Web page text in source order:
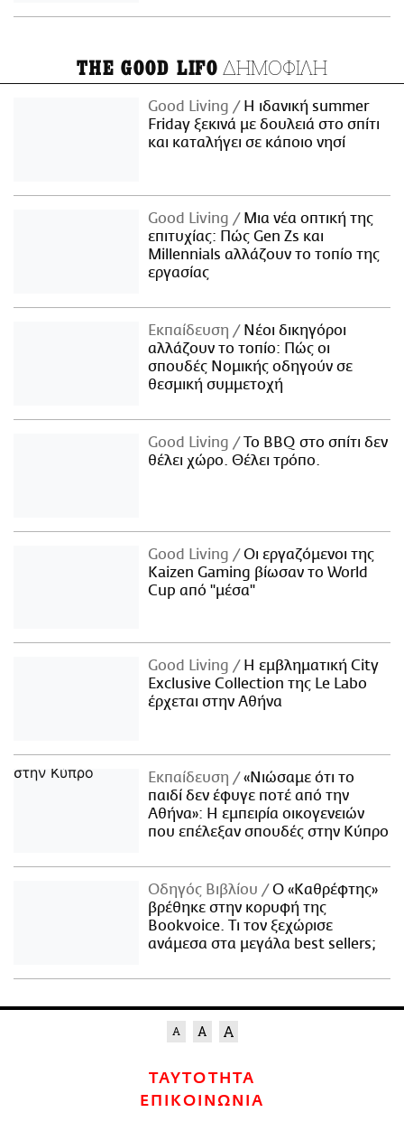
THE GOOD LIFO ΔΗΜΟΦΙΛΗ
Good Living
Η ιδανική summer
Friday ξεκινά με δουλειά στο σπίτι
και καταλήγει σε κάποιο νησί
Good Living
Μια νέα οπτική της
επιτυχίας: Πώς Gen Zs και
Millennials αλλάζουν το τοπίο της
εργασίας
Εκπαίδευση
Νέοι δικηγόροι
αλλάζουν το τοπίο: Πώς οι
σπουδές Νομικής οδηγούν σε
θεσμική συμμετοχή
Good Living
Το BBQ στο σπίτι δεν
θέλει χώρο. Θέλει τρόπο.
Good Living
Οι εργαζόμενοι της
Kaizen Gaming βίωσαν το World
Cup από "μέσα"
Good Living
Η εμβληματική City
Exclusive Collection της Le Labo
έρχεται στην Αθήνα
Εκπαίδευση
«Νιώσαμε ότι το
παιδί δεν έφυγε ποτέ από την
Αθήνα»: Η εμπειρία οικογενειών
που επέλεξαν σπουδές στην Κύπρο
Οδηγός Βιβλίου
Ο «Καθρέφτης»
βρέθηκε στην κορυφή της
Bookvoice. Τι τον ξεχώρισε
ανάμεσα στα μεγάλα best sellers;
ΤΑΥΤΟΤΗΤΑ
ΕΠΙΚΟΙΝΩΝΙΑ